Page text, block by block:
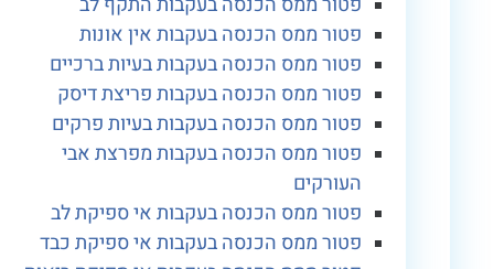
פטור ממס הכנסה בעקבות אין אונות
פטור ממס הכנסה בעקבות בעיות ברכיים
פטור ממס הכנסה בעקבות פריצת דיסק
פטור ממס הכנסה בעקבות בעיות פרקים
פטור ממס הכנסה בעקבות מפרצת אבי
העורקים
פטור ממס הכנסה בעקבות אי ספיקת לב
פטור ממס הכנסה בעקבות אי ספיקת כבד